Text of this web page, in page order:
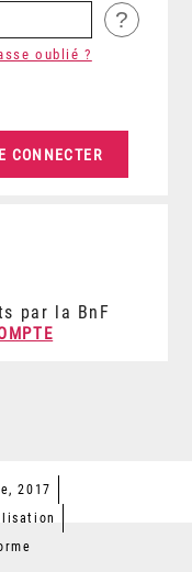
?
oublié ?
par la BnF
2017